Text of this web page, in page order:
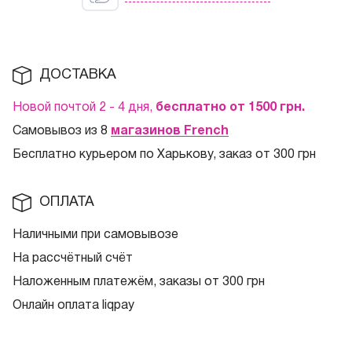
ДОСТАВКА
Новой почтой 2 - 4 дня, бесплатно от 1500 грн.
Самовывоз из 8 магазинов French
Бесплатно курьером по Харькову, заказ от 300 грн
ОПЛАТА
Наличными при самовывозе
На рассчётный счёт
Наложенным платежём, заказы от 300 грн
Онлайн оплата liqpay